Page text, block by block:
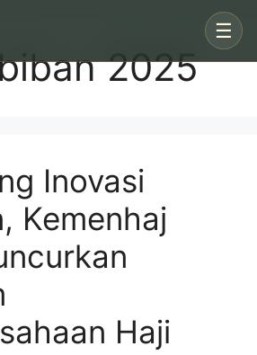
☰
2025
Inovasi
Kemenhaj
Haji